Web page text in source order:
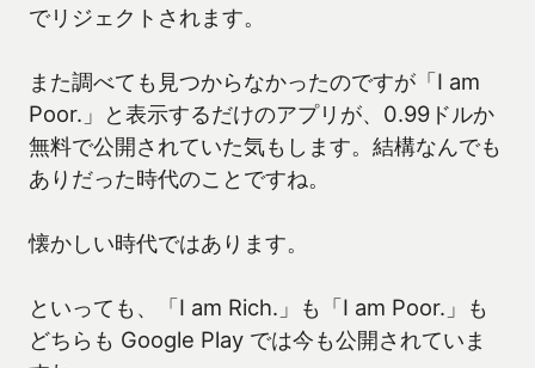
でリジェクトされます。
また調べても見つからなかったのですが「I am
Poor.」と表示するだけのアプリが、0.99ドルか
無料で公開されていた気もします。結構なんでも
ありだった時代のことですね。
懐かしい時代ではあります。
といっても、「I am Rich.」も「I am Poor.」も
どちらも Google Play では今も公開されていま